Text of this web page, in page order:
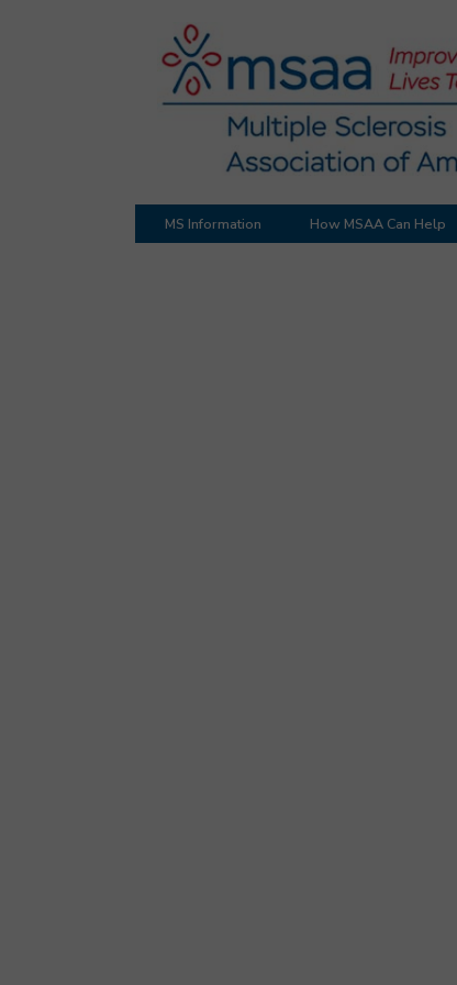
MS Information How MSAA Can Help